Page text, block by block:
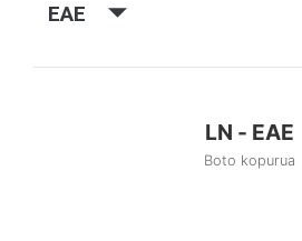
EAE
LN - EAE
Boto kopurua